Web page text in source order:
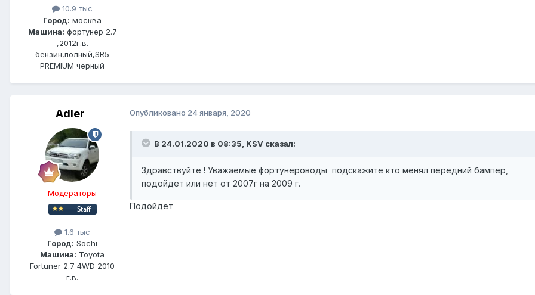
10.9 тыс
Город: москва
Машина: фортунер 2.7
,2012г.в.
бензин,полный,SR5
PREMIUM черный
Adler
Модераторы
1.6 тыс
Город: Sochi
Машина: Toyota
Fortuner 2.7 4WD 2010
г.в.
Опубликовано 24 января, 2020
В 24.01.2020 в 08:35, KSV сказал:
Здравствуйте ! Уважаемые фортунероводы подскажите кто менял передний бампер,
подойдет или нет от 2007г на 2009 г.
Подойдет